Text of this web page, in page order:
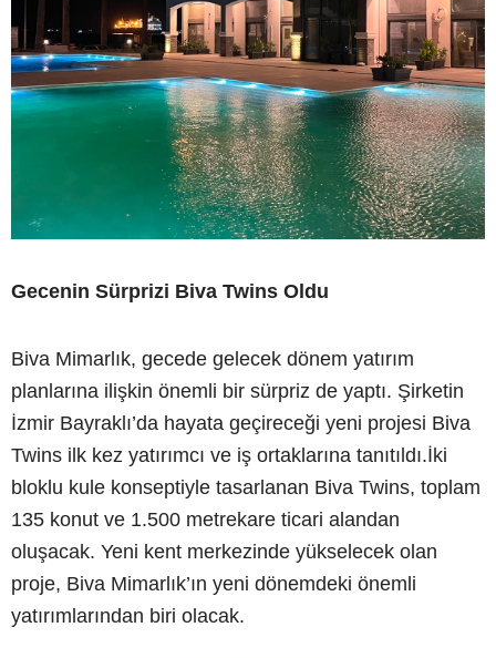
Gecenin Sürprizi Biva Twins Oldu
Biva Mimarlık, gecede gelecek dönem yatırım
planlarına ilişkin önemli bir sürpriz de yaptı. Şirketin
İzmir Bayraklı’da hayata geçireceği yeni projesi Biva
Twins ilk kez yatırımcı ve iş ortaklarına tanıtıldı.İki
bloklu kule konseptiyle tasarlanan Biva Twins, toplam
135 konut ve 1.500 metrekare ticari alandan
oluşacak. Yeni kent merkezinde yükselecek olan
proje, Biva Mimarlık’ın yeni dönemdeki önemli
yatırımlarından biri olacak.